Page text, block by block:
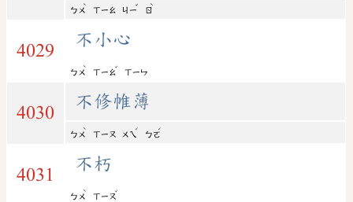
ㄅㄨ
ˋ
ㄒㄧㄠ ㄐㄧ
ˇ
ㄖ
ˋ
4029
不小心
ㄅㄨ
ˋ
ㄒㄧㄠ
ˇ
ㄒㄧㄣ
4030
不修帷薄
ㄅㄨ
ˋ
ㄒㄧㄡ ㄨㄟ
ˊ
ㄅㄛ
ˊ
4031
不朽
ㄅㄨ
ˋ
ㄒㄧㄡ
ˇ